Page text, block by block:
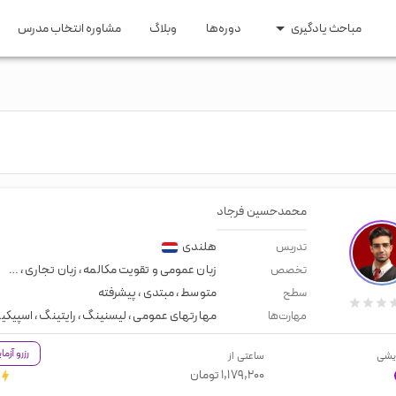
ایتالیایی ترکی عربی روسی
سوئدی
مباحث یادگیری
و مهاجرت
مقاطع تحصیلی
زبان کنکور ارشد و دکتری
دوره‌ها وبلاگ مشاوره انتخاب مدرس
محمدحسین فرجاد
تدریس هلندی
تخصص زبان عمومی و تقویت مکالمه،زبان تجاری،
سطح متوسط،مبتدی،پیشرفته
مهارت‌ها مهارتهای عمومی،لیسنینگ،رایتینگ،
ساعتی از
۱,۱۷۹,۲۰۰تومان
رزرو